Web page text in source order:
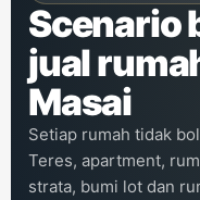
Scenario
jual
Masai
Setiap rumah tidak
Teres, apartment,
strata, bumi lot dan